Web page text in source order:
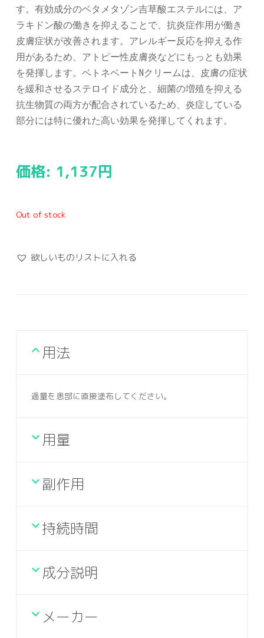
す。有効成分のベタメタゾン吉草酸エステルには、ア
ラキドン酸の働きを抑えることで、抗炎症作用が働き
皮膚症状が改善されます。アレルギー反応を抑える作
用があるため、アトピー性皮膚炎などにもっとも効果
を発揮します。ベトネベートNクリームは、皮膚の症状
を緩和させるステロイド成分と、細菌の増殖を抑える
抗生物質の両方が配合されているため、炎症している
部分には特に優れた高い効果を発揮してくれます。
価格: 1,137円
Out of stock
欲しいものリストに入れる
用法
適量を患部に直接塗布してください。
用量
副作用
持続時間
成分説明
メーカー